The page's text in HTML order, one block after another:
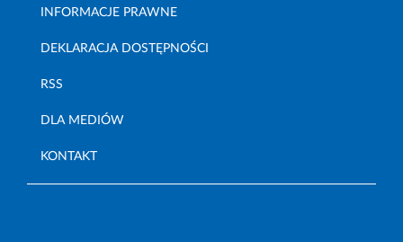
INFORMACJE PRAWNE
DEKLARACJA DOSTĘPNOŚCI
RSS
DLA MEDIÓW
KONTAKT